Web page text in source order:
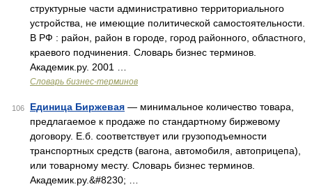
структурные части административно территориального
устройства, не имеющие политической самостоятельности.
В РФ : район, район в городе, город районного, областного,
краевого подчинения. Словарь бизнес терминов.
Академик.ру. 2001 …
Словарь бизнес-терминов
106 Единица Биржевая — минимальное количество товара,
предлагаемое к продаже по стандартному биржевому
договору. Е.б. соответствует или грузоподъемности
транспортных средств (вагона, автомобиля, автоприцепа),
или товарному месту. Словарь бизнес терминов.
Академик.ру.&#8230; …